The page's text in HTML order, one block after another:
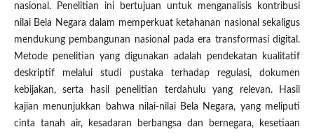
nasional. Penelitian ini bertujuan untuk menganalisis kontribusi
nilai Bela Negara dalam memperkuat ketahanan nasional sekaligus
mendukung pembangunan nasional pada era transformasi digital.
Metode penelitian yang digunakan adalah pendekatan kualitatif
deskriptif melalui studi pustaka terhadap regulasi, dokumen
kebijakan, serta hasil penelitian terdahulu yang relevan. Hasil
kajian menunjukkan bahwa nilai-nilai Bela Negara, yang meliputi
cinta tanah air, kesadaran berbangsa dan bernegara, kesetiaan